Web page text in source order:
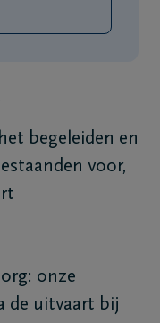
begeleiden en
voor,
onze
de uitvaart bij